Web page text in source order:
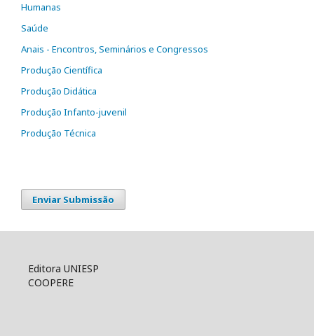
Humanas
Saúde
Anais - Encontros, Seminários e Congressos
Produção Científica
Produção Didática
Produção Infanto-juvenil
Produção Técnica
Enviar Submissão
Editora UNIESP
COOPERE